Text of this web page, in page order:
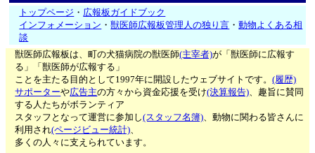
トップページ ・ 広報板ガイドブック
インフォメーション ・獣医師広報板管理人の独り言 ・動物よくある相
談
獣医師広報板は、町の犬猫病院の獣医師(主宰者)が「獣医師に広報す
る」「獣医師が広報する」
ことを主たる目的として1997年に開設したウェブサイトです。(履歴)
サポーターや広告主の方々から資金応援を受け(決算報告)、趣旨に賛同
する人たちがボランティア
スタッフとなって運営に参加し(スタッフ名簿)、動物に関わる皆さんに
利用され(ページビュー統計)、
多くの人々に支えられています。